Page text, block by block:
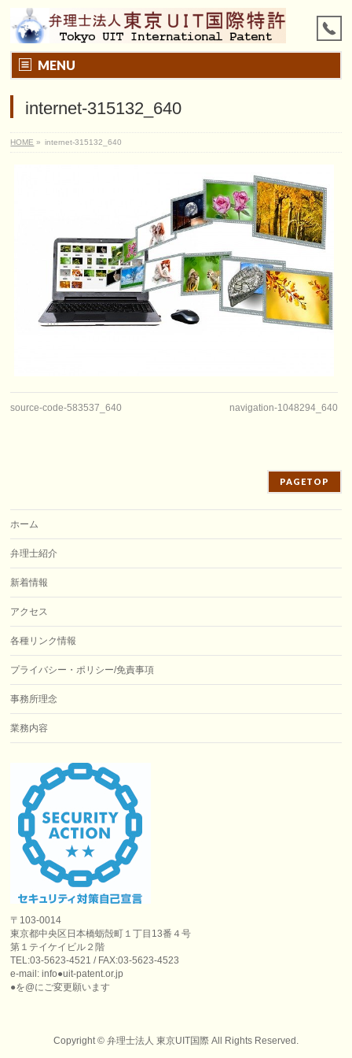
MENU
internet-315132_640
HOME » internet-315132_640
source-code-583537_640 navigation-1048294_640
PAGETOP
ホーム
弁理士紹介
新着情報
アクセス
各種リンク情報
プライバシー・ポリシー/免責事項
事務所理念
業務内容
〒103-0014
東京都中央区日本橋蛎殻町１丁目13番４号
第１テイケイビル２階
TEL:03-5623-4521 / FAX:03-5623-4523
e-mail: info●uit-patent.or.jp
●を@にご変更願います
Copyright © 弁理士法人 東京UIT国際All Rights Reserved.